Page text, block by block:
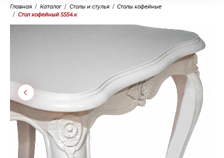
Главная Каталог Столы и стулья
Столы кофейные
Стол кофейный SS54.к